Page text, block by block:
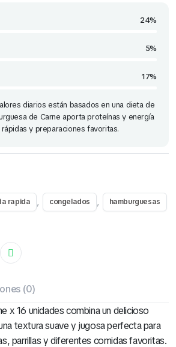
24%
5%
17%
diarios están basados en una dieta de
de Carne aporta proteínas y energía
y preparaciones favoritas.
rapida , congelados , hamburguesas
(0)
x 16 unidades combina un delicioso
textura suave y jugosa perfecta para
parrillas y diferentes comidas favoritas.